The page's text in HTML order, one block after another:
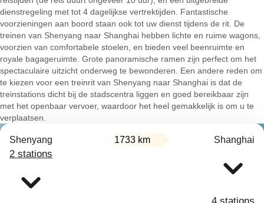
dienstregeling met tot 4 dagelijkse vertrektijden. Fantastische
voorzieningen aan boord staan ook tot uw dienst tijdens de rit. De
treinen van Shenyang naar Shanghai hebben lichte en ruime wagons,
voorzien van comfortabele stoelen, en bieden veel beenruimte en
royale bagageruimte. Grote panoramische ramen zijn perfect om het
spectaculaire uitzicht onderweg te bewonderen. Een andere reden om
te kiezen voor een treinrit van Shenyang naar Shanghai is dat de
treinstations dicht bij de stadscentra liggen en goed bereikbaar zijn
met het openbaar vervoer, waardoor het heel gemakkelijk is om u te
verplaatsen.
Shenyang 1733 km Shanghai
2 stations